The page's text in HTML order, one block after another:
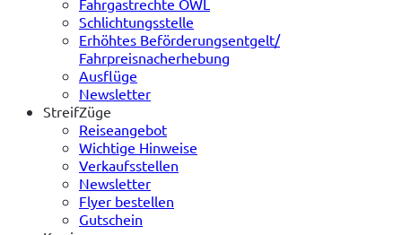
Fahrgastrechte OWL
Schlichtungsstelle
Erhöhtes Beförderungsentgelt/
Fahrpreisnacherhebung
Ausflüge
Newsletter
StreifZüge
Reiseangebot
Wichtige Hinweise
Verkaufsstellen
Newsletter
Flyer bestellen
Gutschein